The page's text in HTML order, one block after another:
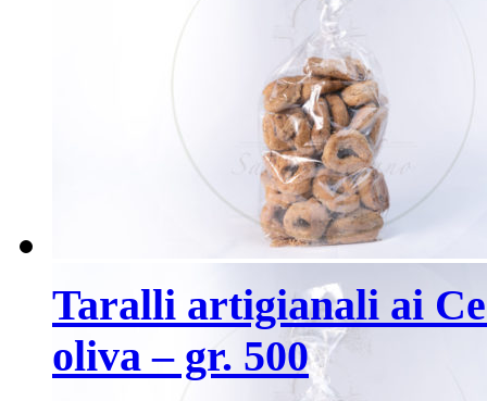
Taralli artigianali ai
oliva – gr. 500